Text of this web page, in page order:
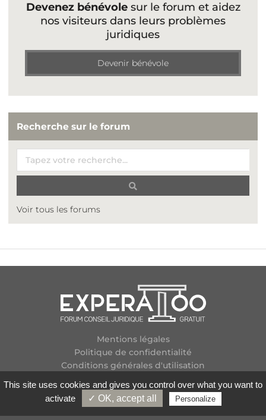
Devenez bénévolesur le forum et aidez
nos visiteurs dans leurs problèmes
juridiques
Devenir bénévole
Recherche sur le forum
Voir tous les forums
Mentions légales
Politique de confidentialité
Conditions générales d'utilisation
Contactez-nous
Flux RSS
Copyright
2026 Experatoo.com - Tous droits réservés
This site uses cookies and gives you control over what you want to
activate
✓ OK, accept all Personalize